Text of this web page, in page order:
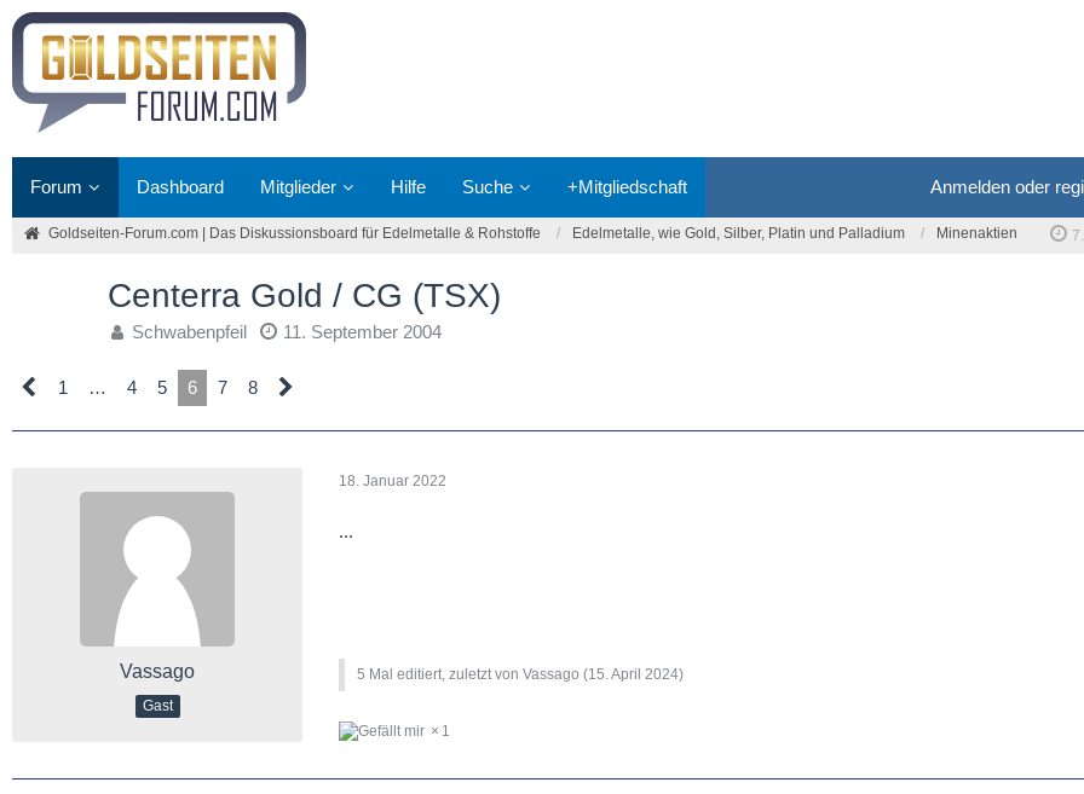
Forum Dashboard Mitglieder Hilfe Suche +Mitgliedschaft Anmelden oder
Goldseiten-Forum.com | Das Diskussionsboard für Edelmetalle & Rohstoffe Edelmetalle, wie Gold, Silber, Platin und Palladium Minenaktien
Centerra Gold / CG (TSX)
Schwabenpfeil 11. September 2004
1 … 4 5 6 7 8
Vassago
Gast
18. Januar 2022
...
5 Mal editiert, zuletzt von Vassago (15. April 2024)
1